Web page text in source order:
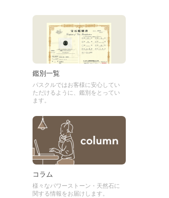
鑑別一覧
パスクルではお客様に安心してい
ただけるように、鑑別をとってい
ます。
コラム
様々なパワーストーン・天然石に
関する情報をお届けします。